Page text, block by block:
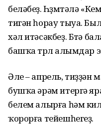
беләбеҙ. Һөҙөмтәлә
тигән һорау тыуа.
хәл итәсәкбеҙ. Бөтә
башҡа төрлө алымдар
Әле – апрель, тиҙҙән
бушҡа әрәм итергә
белем алырға һәм
ҡорорға тейешһегеҙ.